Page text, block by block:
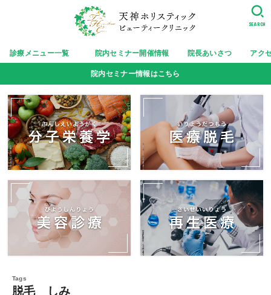
診療メニュー一覧 院内セミナー開催情報 院長あいさつ アク
SEARCH
院内セミナー情報はこちら
脱毛 しみ